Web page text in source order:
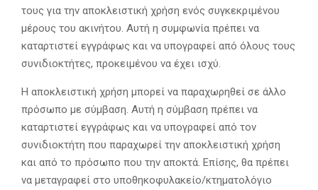
τους για την αποκλειστική χρήση ενός συγκεκριμένου
μέρους του ακινήτου. Αυτή η συμφωνία πρέπει να
καταρτιστεί εγγράφως και να υπογραφεί από όλους τους
συνιδιοκτήτες, προκειμένου να έχει ισχύ.
Η αποκλειστική χρήση μπορεί να παραχωρηθεί σε άλλο
πρόσωπο με σύμβαση. Αυτή η σύμβαση πρέπει να
καταρτιστεί εγγράφως και να υπογραφεί από τον
συνιδιοκτήτη που παραχωρεί την αποκλειστική χρήση
και από το πρόσωπο που την αποκτά. Επίσης, θα πρέπει
να μεταγραφεί στο υποθηκοφυλακείο/κτηματολόγιο